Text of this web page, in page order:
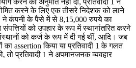
करने के लिए एक तीसरे निदेशक को लाने
1 ने कंपनी के पैसे में से 8,15,000 रुपये का
संपत्तियों को उपहार के रूप में स्थानांतरित करने
को कर्ज के रूप में दी गई थीं, आदि। जब
का assertion किया या प्रतिवादी 1 के गलत
तो प्रतिवादी 1 ने अपमानजनक व्यवहार